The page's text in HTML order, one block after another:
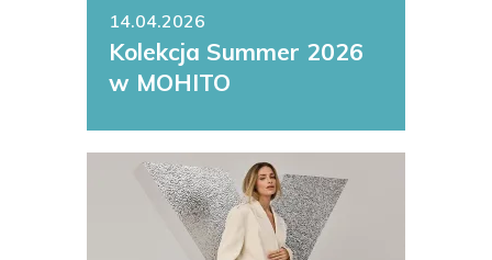
14.04.2026
Kolekcja Summer 2026
w MOHITO